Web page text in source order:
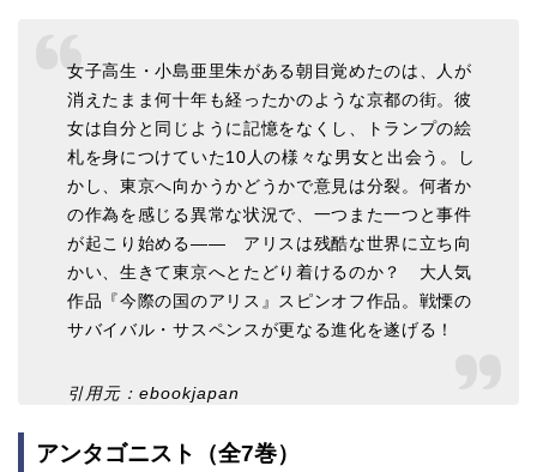
女子高生・小島亜里朱がある朝目覚めたのは、人が
消えたまま何十年も経ったかのような京都の街。彼
女は自分と同じように記憶をなくし、トランプの絵
札を身につけていた10人の様々な男女と出会う。し
かし、東京へ向かうかどうかで意見は分裂。何者か
の作為を感じる異常な状況で、一つまた一つと事件
が起こり始める―― アリスは残酷な世界に立ち向
かい、生きて東京へとたどり着けるのか？ 大人気
作品『今際の国のアリス』スピンオフ作品。戦慄の
サバイバル・サスペンスが更なる進化を遂げる！
引用元：ebookjapan
アンタゴニスト（全7巻）